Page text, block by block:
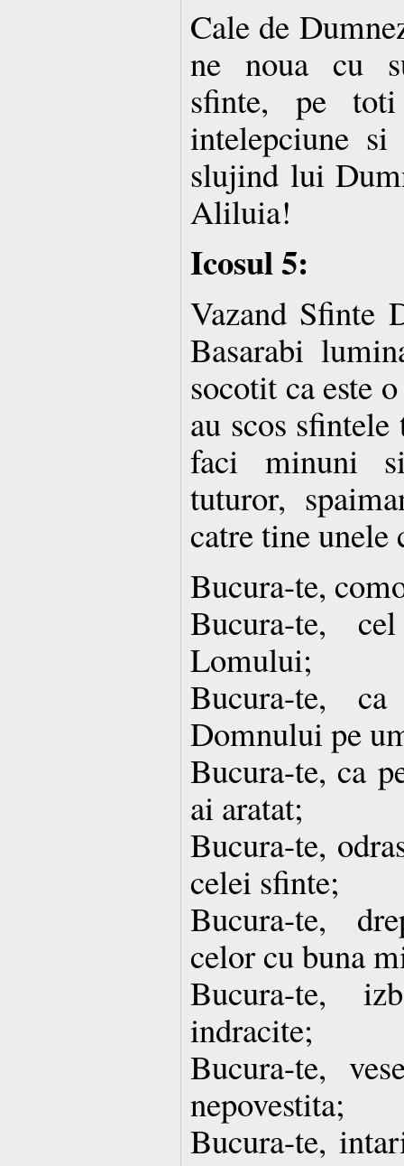
Cale de
ne noua cu
sfinte, pe
intelepciune
slujind lui
Aliluia!
Icosul 5:
Vazand Sfinte
Basarabi
socotit ca este
au scos sfintele
faci minuni
tuturor,
catre tine unele
Bucura-te,
Bucura-te,
Lomului;
Bucura-te,
Domnului pe
Bucura-te, ca
ai aratat;
Bucura-te,
celei sfinte;
Bucura-te,
celor cu buna
Bucura-te,
indracite;
Bucura-te,
nepovestita;
Bucura-te,